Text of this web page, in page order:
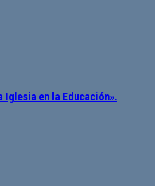
Iglesia en la Educación».